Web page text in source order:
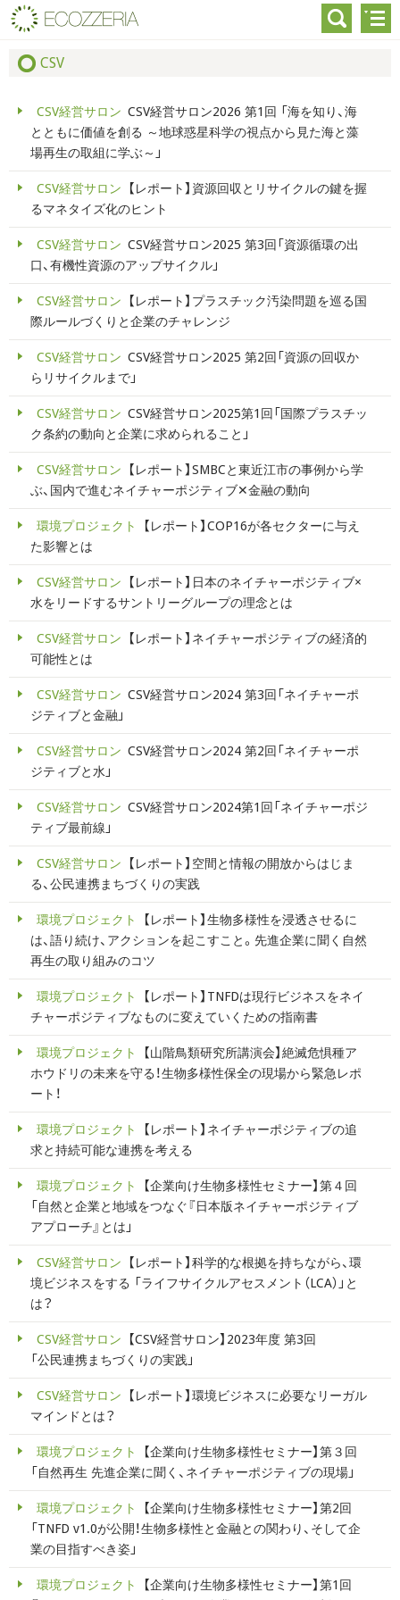
CSV
CSV経営サロン CSV経営サロン2026 第1回 「海を知り、海
とともに価値を創る ～地球惑星科学の視点から見た海と藻
場再生の取組に学ぶ～」
CSV経営サロン
【レポート】資源回収とリサイクルの鍵を握
るマネタイズ化のヒント
CSV経営サロン CSV経営サロン2025 第3回「資源循環の出
口、有機性資源のアップサイクル」
CSV経営サロン
【レポート】プラスチック汚染問題を巡る国
際ルールづくりと企業のチャレンジ
CSV経営サロン CSV経営サロン2025 第2回「資源の回収か
らリサイクルまで」
CSV経営サロン CSV経営サロン2025第1回「国際プラスチッ
ク条約の動向と企業に求められること」
CSV経営サロン
【レポート】SMBCと東近江市の事例から学
ぶ、国内で進むネイチャーポジティブ✕金融の動向
環境プロジェクト
【レポート】COP16が各セクターに与え
た影響とは
CSV経営サロン
【レポート】日本のネイチャーポジティブ×
水をリードするサントリーグループの理念とは
CSV経営サロン
【レポート】ネイチャーポジティブの経済的
可能性とは
CSV経営サロン CSV経営サロン2024 第3回「ネイチャーポ
ジティブと金融」
CSV経営サロン CSV経営サロン2024 第2回「ネイチャーポ
ジティブと水」
CSV経営サロン CSV経営サロン2024第1回「ネイチャーポジ
ティブ最前線」
CSV経営サロン
【レポート】空間と情報の開放からはじま
る、公民連携まちづくりの実践
環境プロジェクト
【レポート】生物多様性を浸透させるに
は、語り続け、アクションを起こすこと。先進企業に聞く自然
再生の取り組みのコツ
環境プロジェクト
【レポート】TNFDは現行ビジネスをネイ
チャーポジティブなものに変えていくための指南書
環境プロジェクト
【山階鳥類研究所講演会】絶滅危惧種ア
ホウドリの未来を守る！生物多様性保全の現場から緊急レポ
ート！
環境プロジェクト
【レポート】ネイチャーポジティブの追
求と持続可能な連携を考える
環境プロジェクト
【企業向け生物多様性セミナー】第４回
「自然と企業と地域をつなぐ『日本版ネイチャーポジティブ
アプローチ』とは」
CSV経営サロン
【レポート】科学的な根拠を持ちながら、環
境ビジネスをする 「ライフサイクルアセスメント（LCA）」と
は？
CSV経営サロン
【CSV経営サロン】2023年度 第3回
「公民連携まちづくりの実践」
CSV経営サロン
【レポート】環境ビジネスに必要なリーガル
マインドとは？
環境プロジェクト
【企業向け生物多様性セミナー】第３回
「自然再生 先進企業に聞く、ネイチャーポジティブの現場」
環境プロジェクト
【企業向け生物多様性セミナー】第2回
「TNFD v1.0が公開！生物多様性と金融との関わり、そして企
業の目指すべき姿」
環境プロジェクト
【企業向け生物多様性セミナー】第1回